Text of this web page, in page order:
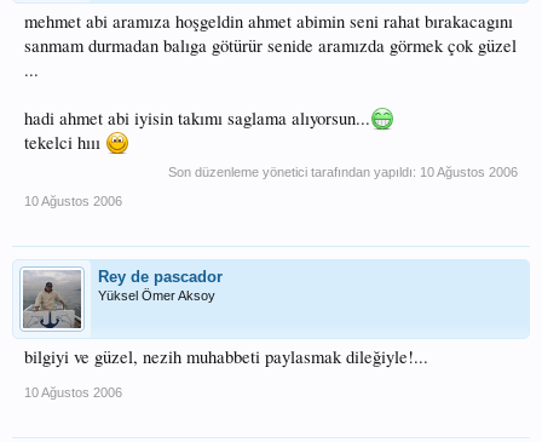
mehmet abi aramıza hoşgeldin ahmet abimin seni rahat bırakacagını
sanmam durmadan balıga götürür senide aramızda görmek çok güzel
...
hadi ahmet abi iyisin takımı saglama alıyorsun...
tekelci hııı
Son düzenleme yönetici tarafından yapıldı: 10 Ağustos 2006
10 Ağustos 2006
Rey de pascador
Yüksel Ömer Aksoy
bilgiyi ve güzel, nezih muhabbeti paylasmak dileğiyle!...
10 Ağustos 2006